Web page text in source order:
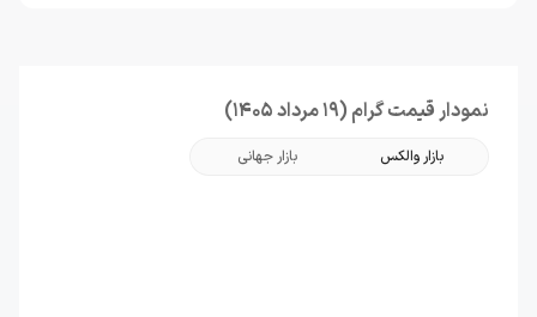
نمودار قیمت گرام (19 مرداد 1405)
بازار والکس بازار جهانی